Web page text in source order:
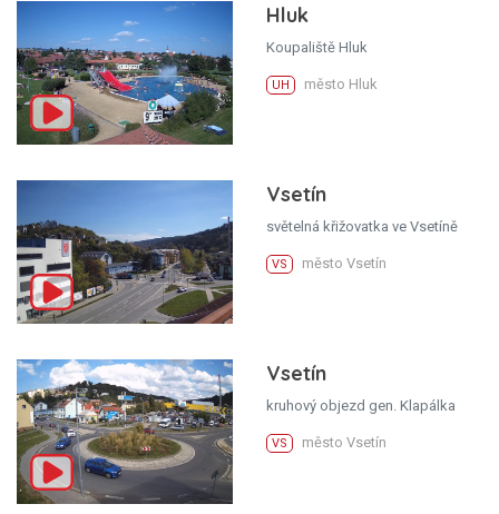
Hluk
Koupaliště Hluk
UH město Hluk
Vsetín
světelná křižovatka ve Vsetíně
VS město Vsetín
Vsetín
kruhový objezd gen. Klapálka
VS město Vsetín